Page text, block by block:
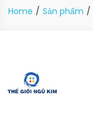
Home Sản phẩm